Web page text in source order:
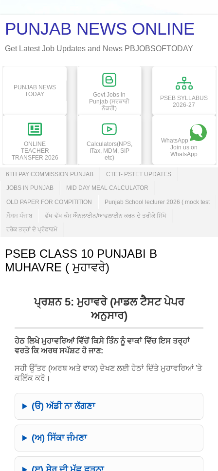
PUNJAB NEWS ONLINE
Get Latest Job Updates and News PBJOBSOFTODAY
PUNJAB NEWS
TODAY
Govt Jobs in
Punjab (ਸਰਕਾਰੀ
ਨੌਕਰੀ)
PSEB SYLLABUS
2026-27
ONLINE
TEACHER
TRANSFER 2026
Calculators(NPS,
ITax, MDM, SIP
etc)
WhatsApp
Join us on
WhatsApp
6TH PAY COMMISSION PUNJAB CTET- PSTET UPDATES
JOBS IN PUNJAB MID DAY MEAL CALCULATOR
OLD PAPER FOR COMPITITION Punjab School lecturer 2026 ( mock test
ਮੌਸਮ ਪੰਜਾਬ ਵੱਖ-ਵੱਖ ਕੰਮ ਔਨਲਾਈਨ/ਆਫਲਾਈਨ ਕਰਨ ਦੇ ਤਰੀਕੇ ਸਿੱਖੋ
ਹਰੇਕ ਤਰ੍ਹਾਂ ਦੇ ਪ੍ਰੋਫਾਰਮੇ
PSEB CLASS 10 PUNJABI B
MUHAVRE ( ਮੁਹਾਵਰੇ)
ਪ੍ਰਸ਼ਨ 5: ਮੁਹਾਵਰੇ (ਮਾਡਲ ਟੈਸਟ ਪੇਪਰ
ਅਨੁਸਾਰ)
ਹੇਠ ਲਿਖੇ ਮੁਹਾਵਰਿਆਂ ਵਿੱਚੋਂ ਕਿਸੇ ਤਿੰਨ ਨੂੰ ਵਾਕਾਂ ਵਿੱਚ ਇਸ ਤਰ੍ਹਾਂ
ਵਰਤੋ ਕਿ ਅਰਥ ਸਪੱਸ਼ਟ ਹੋ ਜਾਣ:
ਸਹੀ ਉੱਤਰ (ਅਰਥ ਅਤੇ ਵਾਕ) ਦੇਖਣ ਲਈ ਹੇਠਾਂ ਦਿੱਤੇ ਮੁਹਾਵਰਿਆਂ 'ਤੇ
ਕਲਿੱਕ ਕਰੋ।
(ੳ) ਅੱਡੀ ਨਾ ਲੱਗਣਾ
(ਅ) ਸਿੱਕਾ ਜੰਮਣਾ